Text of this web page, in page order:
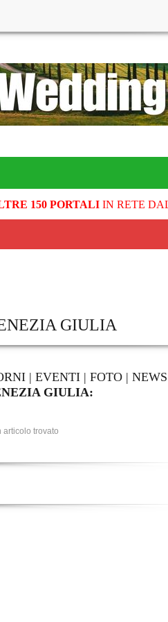
150 PORTALIIN RETE
GIULIA
| EVENTI | FOTO | NEWS
GIULIA:
articolo trovato